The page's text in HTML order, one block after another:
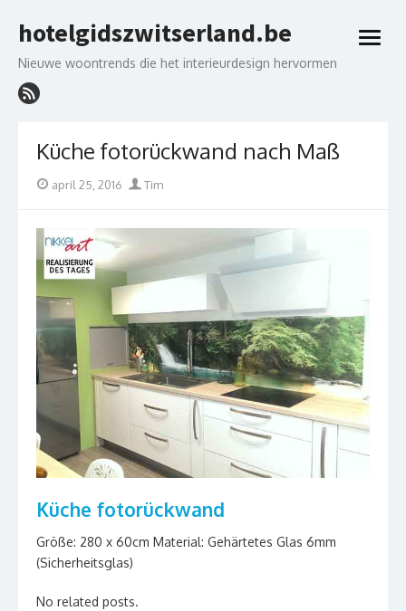
to
hotelgidszwitserland.be
Nieuwe woontrends die het interieurdesign hervormen
open
Küche fotorückwand nach Maß
Postedapril 25, 2016 Author
Tim
Küche fotorückwand
Größe: 280 x 60cm Material: Gehärtetes Glas 6mm
(Sicherheitsglas)
No related posts.